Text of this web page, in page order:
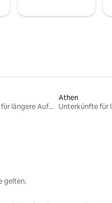
Unterkünfte für längere Aufenthalte
Athen
gelten.